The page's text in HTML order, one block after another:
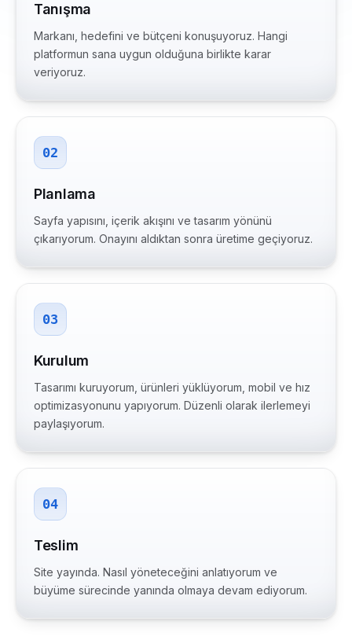
Tanışma
Markanı, hedefini ve bütçeni konuşuyoruz. Hangi
platformun sana uygun olduğuna birlikte karar
veriyoruz.
02
Planlama
Sayfa yapısını, içerik akışını ve tasarım yönünü
çıkarıyorum. Onayını aldıktan sonra üretime geçiyoruz.
03
Kurulum
Tasarımı kuruyorum, ürünleri yüklüyorum, mobil ve hız
optimizasyonunu yapıyorum. Düzenli olarak ilerlemeyi
paylaşıyorum.
04
Teslim
Site yayında. Nasıl yöneteceğini anlatıyorum ve
büyüme sürecinde yanında olmaya devam ediyorum.